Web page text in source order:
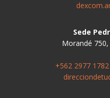
Sede
Morandé
+562 2977 1782